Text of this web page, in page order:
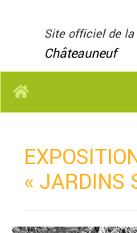
Site officiel de
Châteauneuf
« JARDINS